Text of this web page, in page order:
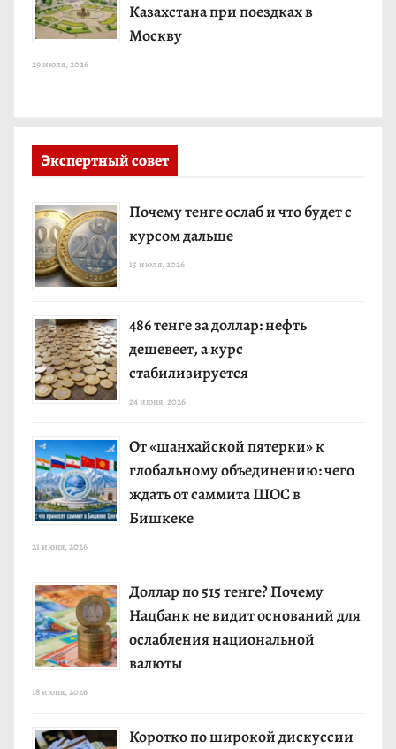
Казахстана при поездках в
Москву
29 июля, 2026
Экспертный совет
Почему тенге ослаб и что будет с
курсом дальше
15 июля, 2026
486 тенге за доллар: нефть
дешевеет, а курс
стабилизируется
24 июня, 2026
От «шанхайской пятерки» к
глобальному объединению: чего
ждать от саммита ШОС в
Бишкеке
21 июня, 2026
Доллар по 515 тенге? Почему
Нацбанк не видит оснований для
ослабления национальной
валюты
18 июня, 2026
Коротко по широкой дискуссии